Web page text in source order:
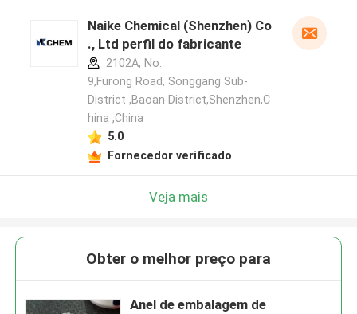
Naike Chemical (Shenzhen) Co
., Ltd perfil do fabricante
2102A, No.
9,Furong Road, Songgang Sub-
District ,Baoan District,Shenzhen,C
hina ,China
5.0
Fornecedor verificado
Veja mais
Obter o melhor preço para
Anel de embalagem de